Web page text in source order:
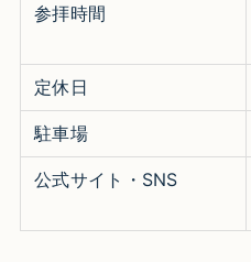
参拝時間
定休日
駐車場
公式サイト・SNS